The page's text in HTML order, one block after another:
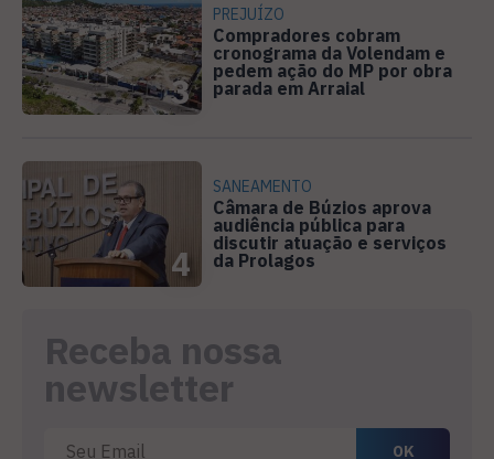
3
PREJUÍZO
Compradores cobram
cronograma da Volendam e
pedem ação do MP por obra
parada em Arraial
4
SANEAMENTO
Câmara de Búzios aprova
audiência pública para
discutir atuação e serviços
da Prolagos
Receba nossa
newsletter